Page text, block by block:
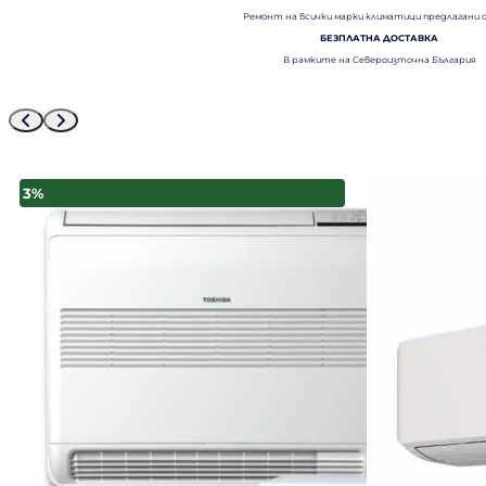
Ремонт на всички марки климатици предлагани
БЕЗПЛАТНА ДОСТАВКА
В рамките на Североизточна България
3%